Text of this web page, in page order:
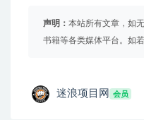
声明： 本站所有文章，如
书籍等各类媒体平台。如
迷浪项目网 会员